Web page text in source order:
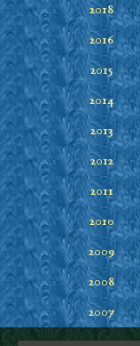
2018
2016
2015
2014
2013
2012
2011
2010
2009
2008
2007